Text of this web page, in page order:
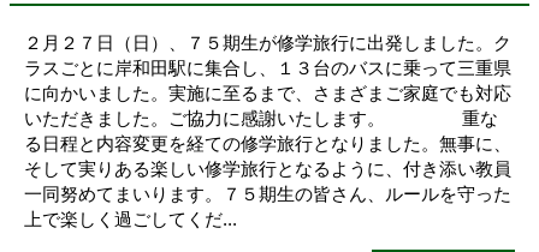
２月２７日（日）、７５期生が修学旅行に出発しました。ク
ラスごとに岸和田駅に集合し、１３台のバスに乗って三重県
に向かいました。実施に至るまで、さまざまご家庭でも対応
いただきました。ご協力に感謝いたします。 重な
る日程と内容変更を経ての修学旅行となりました。無事に、
そして実りある楽しい修学旅行となるように、付き添い教員
一同努めてまいります。７５期生の皆さん、ルールを守った
上で楽しく過ごしてくだ...